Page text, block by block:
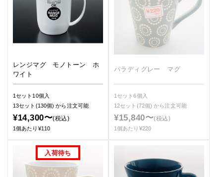
レンジマグ モノトーン ホ
ワイト
1セット10個入
13セット(130個)から注文可能
¥14,300〜(税込)
1個あたり¥110
パラディグレー マグ
1セット6個入
12セット(72個)から注文可能
¥15,840〜(税込)
1個あたり¥220